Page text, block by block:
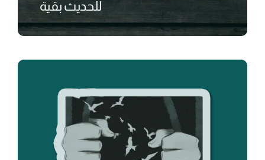
للحديث بقية
₺